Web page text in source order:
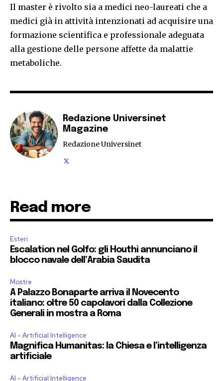
Il master è rivolto sia a medici neo-laureati che a
medici già in attività intenzionati ad acquisire una
formazione scientifica e professionale adeguata
alla gestione delle persone affette da malattie
metaboliche.
Redazione Universinet
Magazine
Redazione Universinet
Read more
Esteri
Escalation nel Golfo: gli Houthi annunciano il
blocco navale dell’Arabia Saudita
Mostre
A Palazzo Bonaparte arriva il Novecento
italiano: oltre 50 capolavori dalla Collezione
Generali in mostra a Roma
AI - Artificial Intelligence
Magnifica Humanitas: la Chiesa e l’intelligenza
artificiale
AI - Artificial Intelligence